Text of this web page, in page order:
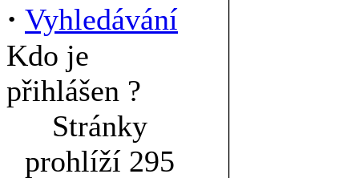
· Vyhledávání
Kdo je
přihlášen ?
Stránky
prohlíží 295